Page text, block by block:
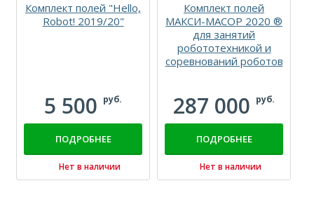
Комплект полей "Hello,
Robot! 2019/20"
5 500 руб.
ПОДРОБНЕЕ
Нет в наличии
Комплект полей
МАКСИ-МАСОР 2020 ®
для занятий
робототехникой и
соревнований роботов
287 000 руб.
ПОДРОБНЕЕ
Нет в наличии